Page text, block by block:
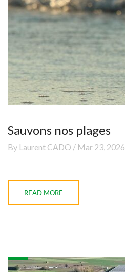
Sauvons nos plages
By Laurent CADO / Mar 23, 2026
READ MORE